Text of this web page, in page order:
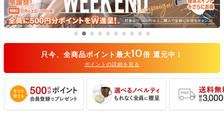
只今、全商品ポイント最大10倍 還元中！
ポイントの詳細を見る